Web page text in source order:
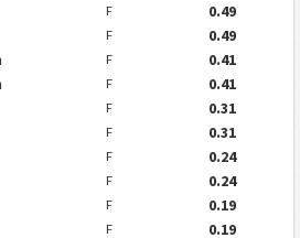
F
0.49
F
0.49
F
0.41
F
0.41
F
0.31
F
0.31
F
0.24
F
0.24
F
0.19
F
0.19